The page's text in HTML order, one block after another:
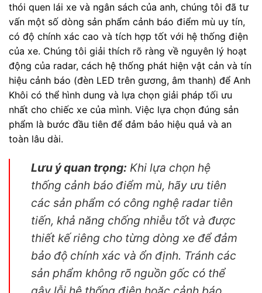
thói quen lái xe và ngân sách của anh, chúng tôi đã tư
vấn một số dòng sản phẩm cảnh báo điểm mù uy tín,
có độ chính xác cao và tích hợp tốt với hệ thống điện
của xe. Chúng tôi giải thích rõ ràng về nguyên lý hoạt
động của radar, cách hệ thống phát hiện vật cản và tín
hiệu cảnh báo (đèn LED trên gương, âm thanh) để Anh
Khôi có thể hình dung và lựa chọn giải pháp tối ưu
nhất cho chiếc xe của mình. Việc lựa chọn đúng sản
phẩm là bước đầu tiên để đảm bảo hiệu quả và an
toàn lâu dài.
Lưu ý quan trọng: Khi lựa chọn hệ
thống cảnh báo điểm mù, hãy ưu tiên
các sản phẩm có công nghệ radar tiên
tiến, khả năng chống nhiễu tốt và được
thiết kế riêng cho từng dòng xe để đảm
bảo độ chính xác và ổn định. Tránh các
sản phẩm không rõ nguồn gốc có thể